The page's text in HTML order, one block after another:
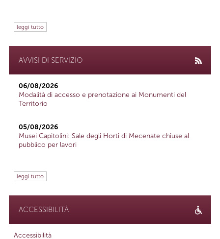
leggi tutto
AVVISI DI SERVIZIO
06/08/2026
Modalità di accesso e prenotazione ai Monumenti del
Territorio
05/08/2026
Musei Capitolini: Sale degli Horti di Mecenate chiuse al
pubblico per lavori
leggi tutto
ACCESSIBILITÀ
Accessibilità